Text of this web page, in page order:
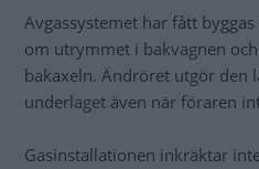
Avgassystemet har fått
om utrymmet i bakvagnen
bakaxeln. Ändröret utgör den
underlaget även när föraren
Gasinstallationen inkräktar